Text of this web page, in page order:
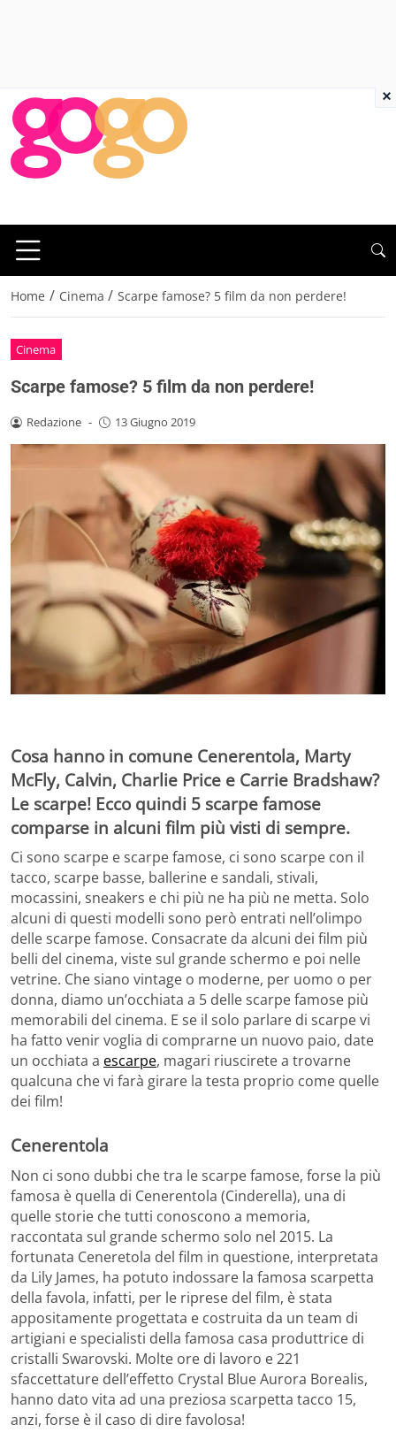
Home / Cinema / Scarpe famose? 5 film da non perdere!
Cinema
Scarpe famose? 5 film da non perdere!
Redazione - 13 Giugno 2019
Cosa hanno in comune Cenerentola, Marty
McFly, Calvin, Charlie Price e Carrie Bradshaw?
Le scarpe! Ecco quindi 5 scarpe famose
comparse in alcuni film più visti di sempre.
Ci sono scarpe e scarpe famose, ci sono scarpe con il
tacco, scarpe basse, ballerine e sandali, stivali,
mocassini, sneakers e chi più ne ha più ne metta. Solo
alcuni di questi modelli sono però entrati nell’olimpo
delle scarpe famose. Consacrate da alcuni dei film più
belli del cinema, viste sul grande schermo e poi nelle
vetrine. Che siano vintage o moderne, per uomo o per
donna, diamo un’occhiata a 5 delle scarpe famose più
memorabili del cinema. E se il solo parlare di scarpe vi
ha fatto venir voglia di comprarne un nuovo paio, date
un occhiata a escarpe, magari riuscirete a trovarne
qualcuna che vi farà girare la testa proprio come quelle
dei film!
Cenerentola
Non ci sono dubbi che tra le scarpe famose, forse la più
famosa è quella di Cenerentola (Cinderella), una di
quelle storie che tutti conoscono a memoria,
raccontata sul grande schermo solo nel 2015. La
fortunata Ceneretola del film in questione, interpretata
da Lily James, ha potuto indossare la famosa scarpetta
della favola, infatti, per le riprese del film, è stata
appositamente progettata e costruita da un team di
artigiani e specialisti della famosa casa produttrice di
cristalli Swarovski. Molte ore di lavoro e 221
sfaccettature dell’effetto Crystal Blue Aurora Borealis,
hanno dato vita ad una preziosa scarpetta tacco 15,
anzi, forse è il caso di dire favolosa!
×